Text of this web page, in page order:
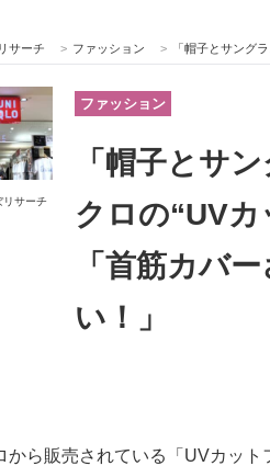
スと働き方のヒント
ジニア向け専門サイト
リサーチ > ファッション > 「帽子とサングラス合
リサーチ
ファッション
「帽子とサ
クロの“UV
「首筋カバ
い！」
ら販売されている「UVカット